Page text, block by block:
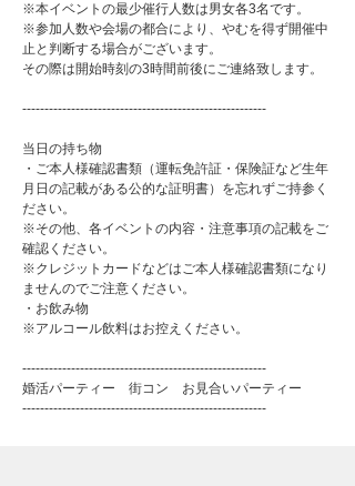
※本イベントの最少催行人数は男女各3名です。
※参加人数や会場の都合により、やむを得ず開催中
止と判断する場合がございます。
その際は開始時刻の3時間前後にご連絡致します。
-------------------------------------------------------
当日の持ち物
・ご本人様確認書類（運転免許証・保険証など生年
月日の記載がある公的な証明書）を忘れずご持参く
ださい。
※その他、各イベントの内容・注意事項の記載をご
確認ください。
※クレジットカードなどはご本人様確認書類になり
ませんのでご注意ください。
・お飲み物
※アルコール飲料はお控えください。
-------------------------------------------------------
婚活パーティー 街コン お見合いパーティー
-------------------------------------------------------